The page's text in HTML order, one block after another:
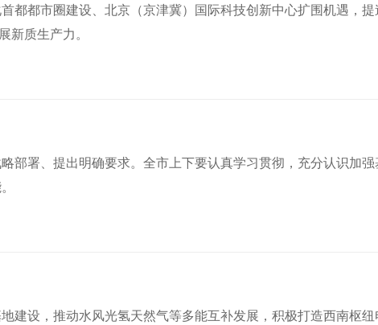
都都市圈建设、北京（京津冀）国际科技创新中心扩围机遇，
新质生产力。
部署、提出明确要求。全市上下要认真学习贯彻，充分认识加
建设，推动水风光氢天然气等多能互补发展，积极打造西南枢